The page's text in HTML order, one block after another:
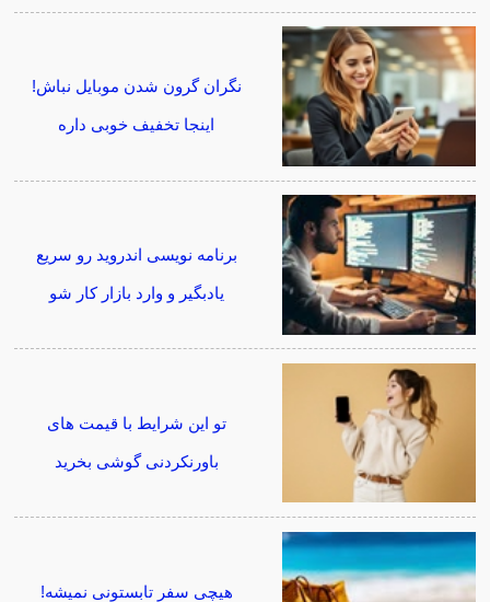
نگران گرون شدن موبایل نباش!
اینجا تخفیف خوبی داره
برنامه نویسی اندروید رو سریع
یادبگیر و وارد بازار کار شو
تو این شرایط با قیمت های
باورنکردنی گوشی بخرید
هیچی سفر تابستونی نمیشه!